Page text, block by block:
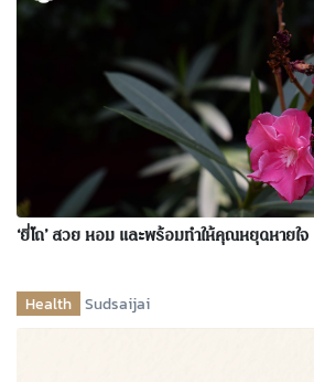
‘ยี่โถ’ สวย หอม และพร้อมทำให้คุณหยุดหายใจ
Health Sudsaijai